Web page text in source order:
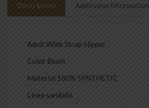
Description Additional Information
Adult Wide Strap Slipper
Color Blush
Material 100% SYNTHETIC
Línea sandalia